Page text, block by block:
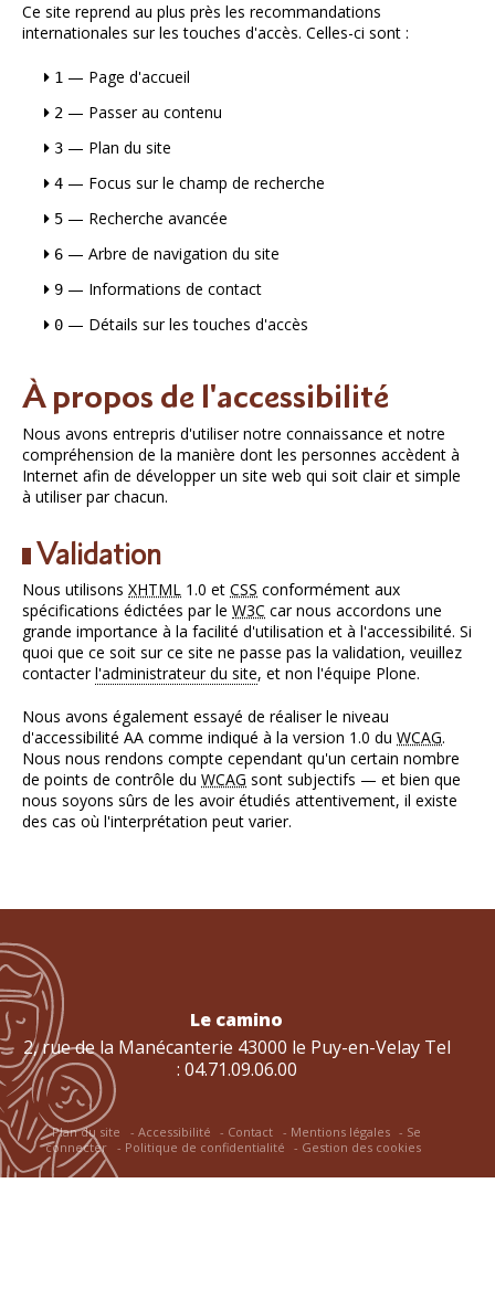
Ce site reprend au plus près les recommandations
internationales sur les touches d'accès. Celles-ci sont :
1 — Page d'accueil
2 — Passer au contenu
3 — Plan du site
4 — Focus sur le champ de recherche
5 — Recherche avancée
6 — Arbre de navigation du site
9 — Informations de contact
0 — Détails sur les touches d'accès
À propos de l'accessibilité
Nous avons entrepris d'utiliser notre connaissance et notre
compréhension de la manière dont les personnes accèdent à
Internet afin de développer un site web qui soit clair et simple
à utiliser par chacun.
Validation
Nous utilisons XHTML 1.0 et CSS conformément aux
spécifications édictées par le W3C car nous accordons une
grande importance à la facilité d'utilisation et à l'accessibilité. Si
quoi que ce soit sur ce site ne passe pas la validation, veuillez
contacterl'administrateur du site, et non l'équipe Plone.
Nous avons également essayé de réaliser le niveau
d'accessibilité AA comme indiqué à la version 1.0 du WCAG.
Nous nous rendons compte cependant qu'un certain nombre
de points de contrôle du WCAG sont subjectifs — et bien que
nous soyons sûrs de les avoir étudiés attentivement, il existe
des cas où l'interprétation peut varier.
Le camino
2, rue de la Manécanterie 43000 le Puy-en-Velay Tel
: 04.71.09.06.00
Plan du site Accessibilité Contact Mentions légales
Se
connecter
Politique de confidentialité Gestion des cookies